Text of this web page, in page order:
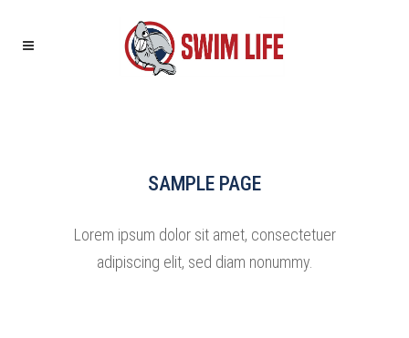
SAMPLE PAGE
Lorem ipsum dolor sit amet, consectetuer
adipiscing elit, sed diam nonummy.